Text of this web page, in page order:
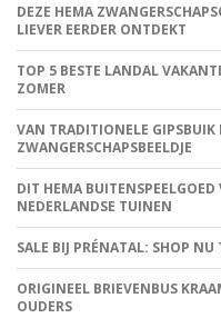
DEZE HEMA
LIEVER EERDER ONTDEKT
TOP 5 BESTE LANDAL
ZOMER
VAN TRADITIONELE GIPSBUIK
ZWANGERSCHAPSBEELDJE
DIT HEMA BUITENSPEELGOED
NEDERLANDSE TUINEN
SALE BIJ PRÉNATAL: SHOP
ORIGINEEL BRIEVENBUS
OUDERS